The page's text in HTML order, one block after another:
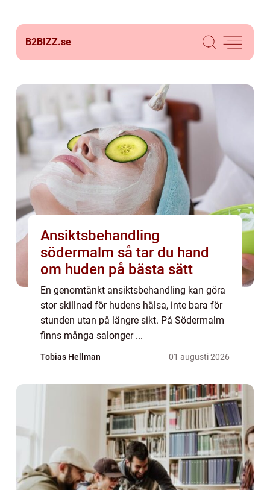
B2BIZZ.se
Ansiktsbehandling
södermalm så tar du hand
om huden på bästa sätt
En genomtänkt ansiktsbehandling kan göra
stor skillnad för hudens hälsa, inte bara för
stunden utan på längre sikt. På Södermalm
finns många salonger ...
Tobias Hellman 01 augusti 2026